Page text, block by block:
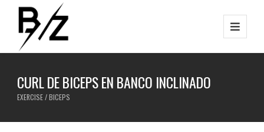
CURL DE BICEPS EN BANCO INCLINADO
EXERCISE / BICEPS